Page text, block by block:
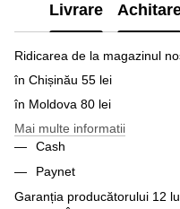
Livrare
Ridicarea de la magazinul
în Chișinău 55 lei
în Moldova 80 lei
Mai multe informatii
Cash
Paynet
Garanția producătorului 12